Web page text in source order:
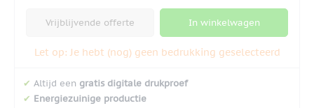
Vrijblijvende offerte In winkelwagen
Let op: Je hebt (nog) geen bedrukking geselecteerd
✔ Altijd een gratis digitale drukproef
✔ Energiezuinige productie